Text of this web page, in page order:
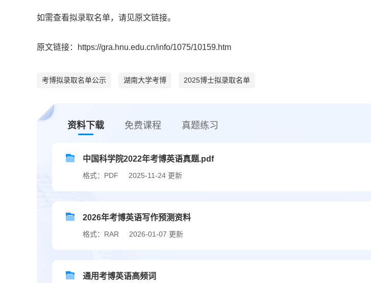
如需查看拟录取名单，请见原文链接。
原文链接：https://gra.hnu.edu.cn/info/1075/10159.htm
考博拟录取名单公示 湖南大学考博 2025博士拟录取名单
资料下载 免费课程 真题练习
中国科学院2022年考博英语真题.pdf
格式：PDF 2025-11-24 更新
2026年考博英语写作预测资料
格式：RAR 2026-01-07 更新
通用考博英语高频词